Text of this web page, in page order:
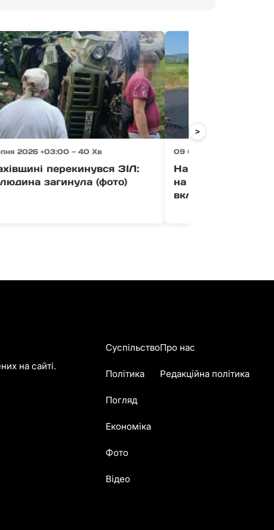
2026 +03:00 — 40 Хв
перекинувся ЗІЛ:
загинула (фото)
09 Серпня 2026 +03:00
На Хустщині
на окремих
вкладають новий
>
на сайті.
Суспільство
Політика
Погляд
Економіка
Фото
Відео
Про нас
Редакційна політика